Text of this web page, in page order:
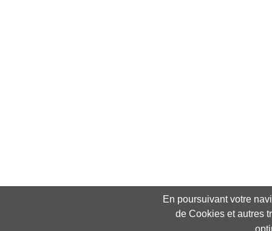
En poursuivant votre
de Cookies et autres